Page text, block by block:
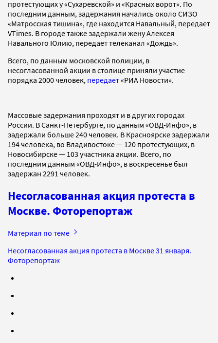
протестующих у «Сухаревской» и «Красных ворот». По
последним данным, задержания начались около СИЗО
«Матросская тишина», где находится Навальный, передает
VTimes. В городе также задержали жену Алексея
Навального Юлию, передает телеканал «Дождь».
Всего, по данным московской полиции, в
несогласованной акции в столице приняли участие
порядка 2000 человек, передает«РИА Новости».
Массовые задержания проходят и в других городах
России. В Санкт-Петербурге, по данным «ОВД-Инфо», в
задержали больше 240 человек. В Красноярске задержали
194 человека, во Владивостоке — 120 протестующих, в
Новосибирске — 103 участника акции. Всего, по
последним данным «ОВД-Инфо», в воскресенье был
задержан 2291 человек.
Несогласованная акция протеста в
Москве. Фоторепортаж
Материал по теме
Несогласованная акция протеста в Москве 31 января.
Фоторепортаж